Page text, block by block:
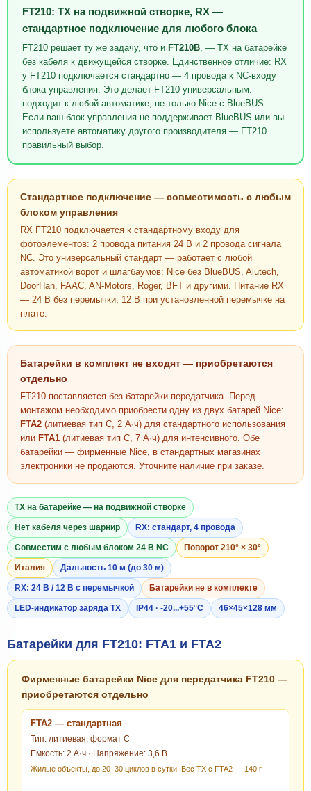
FT210: TX на подвижной створке, RX —
стандартное подключение для любого блока
FT210 решает ту же задачу, что и FT210B , — TX на батарейке
без кабеля к движущейся створке. Единственное отличие: RX
у FT210 подключается стандартно — 4 провода к NC-входу
блока управления. Это делает FT210 универсальным:
подходит к любой автоматике, не только Nice с BlueBUS.
Если ваш блок управления не поддерживает BlueBUS или вы
используете автоматику другого производителя — FT210
правильный выбор.
Стандартное подключение — совместимость с любым
блоком управления
RX FT210 подключается к стандартному входу для
фотоэлементов: 2 провода питания 24 В и 2 провода сигнала
NC. Это универсальный стандарт — работает с любой
автоматикой ворот и шлагбаумов: Nice без BlueBUS, Alutech,
DoorHan, FAAC, AN-Motors, Roger, BFT и другими. Питание RX
— 24 В без перемычки, 12 В при установленной перемычке на
плате.
Батарейки в комплект не входят — приобретаются
отдельно
FT210 поставляется без батарейки передатчика. Перед
монтажом необходимо приобрести одну из двух батарей Nice:
FTA2 (литиевая тип C, 2 А·ч) для стандартного использования
или FTA1 (литиевая тип C, 7 А·ч) для интенсивного. Обе
батарейки — фирменные Nice, в стандартных магазинах
электроники не продаются. Уточните наличие при заказе.
TX на батарейке — на подвижной створке
Нет кабеля через шарнир RX: стандарт, 4 провода
Совместим с любым блоком 24 В NC Поворот 210° × 30°
Италия Дальность 10 м (до 30 м)
RX: 24 В / 12 В с перемычкой Батарейки не в комплекте
LED-индикатор заряда TX IP44 · -20...+55°C 46×45×128 мм
Батарейки для FT210: FTA1 и FTA2
Фирменные батарейки Nice для передатчика FT210 —
приобретаются отдельно
FTA2 — стандартная
Тип: литиевая, формат C
Ёмкость: 2 А·ч · Напряжение: 3,6 В
Жилые объекты, до 20–30 циклов в сутки. Вес TX с FTA2 — 140 г